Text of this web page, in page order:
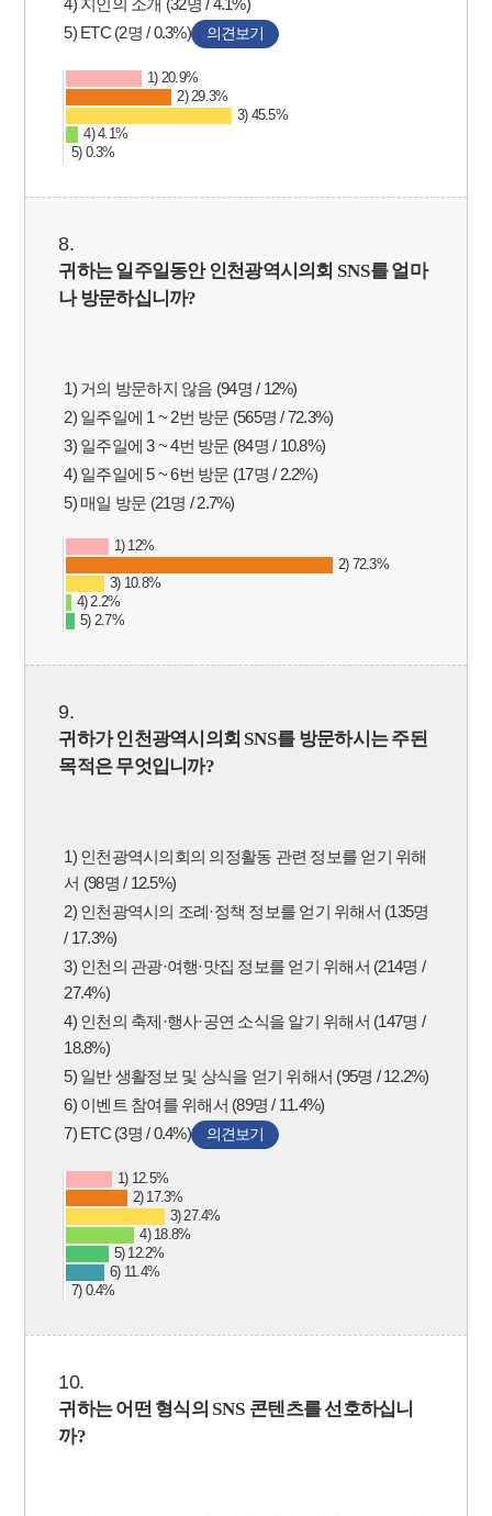
4) 지인의 소개 (32명 / 4.1%)
5) ETC (2명 / 0.3%)
의견보기
1) 20.9%
2) 29.3%
3) 45.5%
4) 4.1%
5) 0.3%
8.
귀하는 일주일동안 인천광역시의회 SNS를 얼마
나 방문하십니까?
1) 거의 방문하지 않음 (94명 / 12%)
2) 일주일에 1 ~ 2번 방문 (565명 / 72.3%)
3) 일주일에 3 ~ 4번 방문 (84명 / 10.8%)
4) 일주일에 5 ~ 6번 방문 (17명 / 2.2%)
5) 매일 방문 (21명 / 2.7%)
1) 12%
2) 72.3%
3) 10.8%
4) 2.2%
5) 2.7%
9.
귀하가 인천광역시의회 SNS를 방문하시는 주된
목적은 무엇입니까?
1) 인천광역시의회의 의정활동 관련 정보를 얻기 위해
서 (98명 / 12.5%)
2) 인천광역시의 조례·정책 정보를 얻기 위해서 (135명
/ 17.3%)
3) 인천의 관광·여행·맛집 정보를 얻기 위해서 (214명 /
27.4%)
4) 인천의 축제·행사·공연 소식을 알기 위해서 (147명 /
18.8%)
5) 일반 생활정보 및 상식을 얻기 위해서 (95명 / 12.2%)
6) 이벤트 참여를 위해서 (89명 / 11.4%)
7) ETC (3명 / 0.4%)
의견보기
1) 12.5%
2) 17.3%
3) 27.4%
4) 18.8%
5) 12.2%
6) 11.4%
7) 0.4%
10.
귀하는 어떤 형식의 SNS 콘텐츠를 선호하십니
까?